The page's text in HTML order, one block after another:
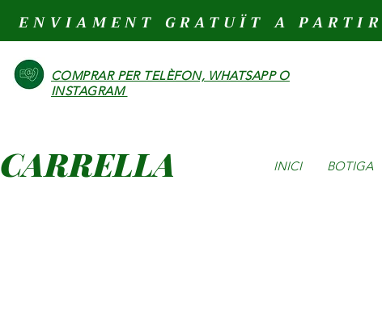
ENVIAMENT GRATUÏT A
COMPRAR PER TELÈFON, WHATSAPP O
INSTAGRAM
CARRELLA INICI BOTIGA